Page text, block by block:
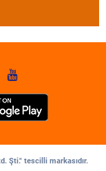
Şti." tescilli markasıdır.